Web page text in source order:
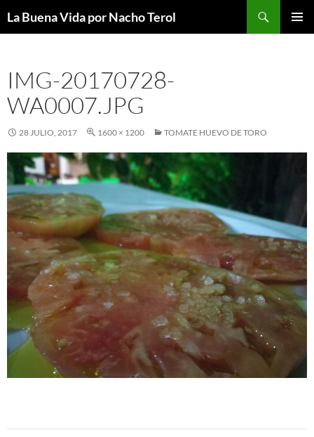
La Buena Vida por Nacho Terol
IMG-20170728-
WA0007.JPG
28 JULIO, 2017 1600 × 1200 TOMATE HUEVO DE TORO